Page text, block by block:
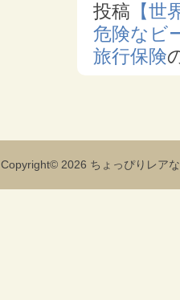
投稿 【
危険なビ
旅行保険
Copyright© 2026 ちょっぴりレ